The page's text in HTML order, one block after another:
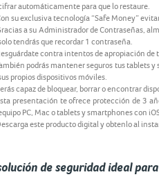
automáticamente para que lo restaure.
su exclusiva tecnología “Safe Money”
a su Administrador de Contraseñas,
tendrás que recordar 1 contraseña.
contra intentos de apropiación de
podrás mantener seguros tus tablets
propios dispositivos móviles.
capaz de bloquear, borrar o encontrar
presentación te ofrece protección de 3
PC, Mac o tablets y smartphones con
este producto digital y obtenlo al
de seguridad ideal